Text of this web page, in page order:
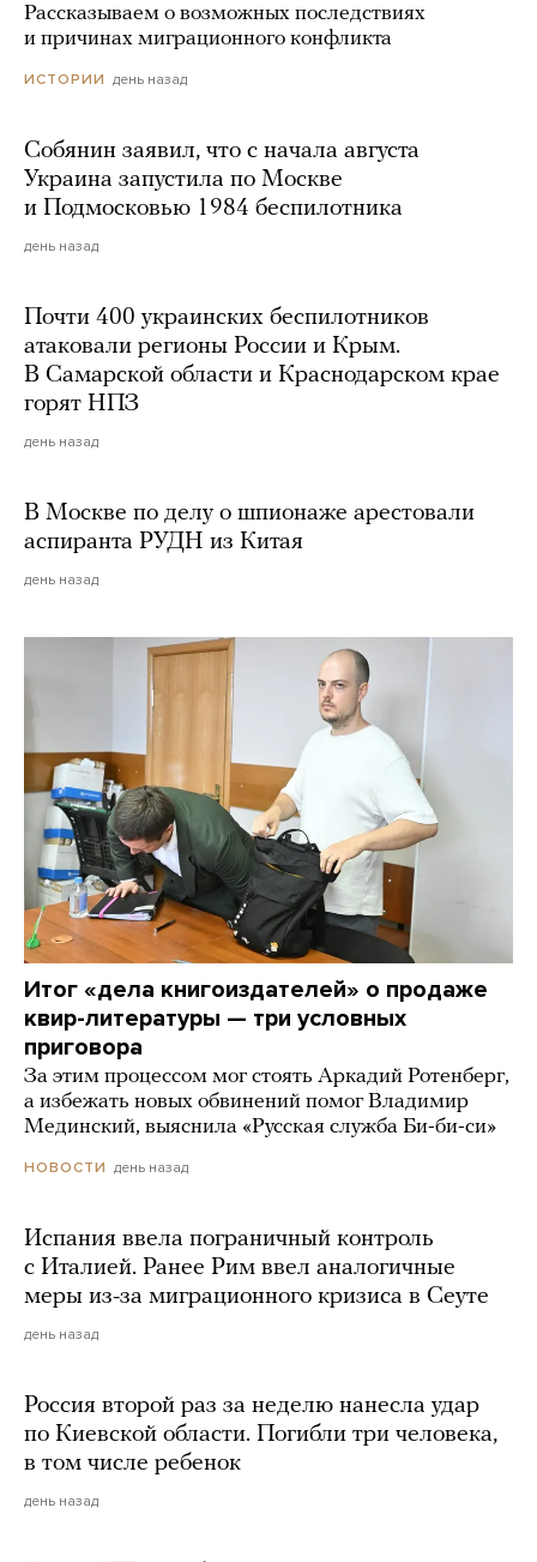
Рассказываем о возможных последствиях
и причинах миграционного конфликта
ИСТОРИИ день назад
Собянин заявил, что с начала августа
Украина запустила по Москве
и Подмосковью 1984 беспилотника
день назад
Почти 400 украинских беспилотников
атаковали регионы России и Крым.
В Самарской области и Краснодарском крае
горят НПЗ
день назад
В Москве по делу о шпионаже арестовали
аспиранта РУДН из Китая
день назад
Итог «дела книгоиздателей» о продаже
квир-литературы — три условных
приговора
За этим процессом мог стоять Аркадий Ротенберг,
а избежать новых обвинений помог Владимир
Мединский, выяснила «Русская служба Би-би-си»
НОВОСТИ день назад
Испания ввела пограничный контроль
с Италией. Ранее Рим ввел аналогичные
меры из-за миграционного кризиса в Сеуте
день назад
Россия второй раз за неделю нанесла удар
по Киевской области. Погибли три человека,
в том числе ребенок
день назад